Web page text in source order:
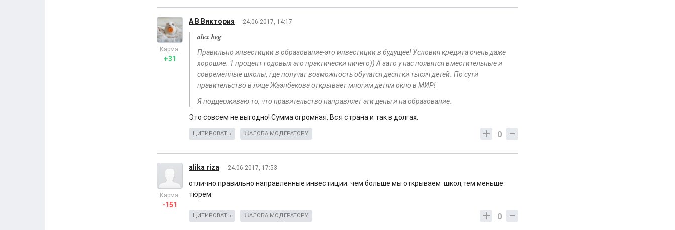
А В Виктория 24.06.2017, 14:17
Карма:
+31
alex beg
Правильно инвестиции в образование-это инвестиции в будущее! Условия кредита очень даже
хорошие. 1 процент годовых это практически ничего)) А зато у нас появятся вместительные и
современные школы, где получат возможность обучатся десятки тысяч детей. По сути
правительство в лице Жээнбекова открывает многим детям окно в МИР!
Я поддерживаю то, что правительство направляет эти деньги на образование.
Это совсем не выгодно! Сумма огромная. Вся страна и так в долгах.
0
ЦИТИРОВАТЬ ЖАЛОБА МОДЕРАТОРУ
alika riza 24.06.2017, 17:53
Карма:
-151
отлично.правильно направленные инвестиции. чем больше мы открываем школ,тем меньше
тюрем
0
ЦИТИРОВАТЬ ЖАЛОБА МОДЕРАТОРУ